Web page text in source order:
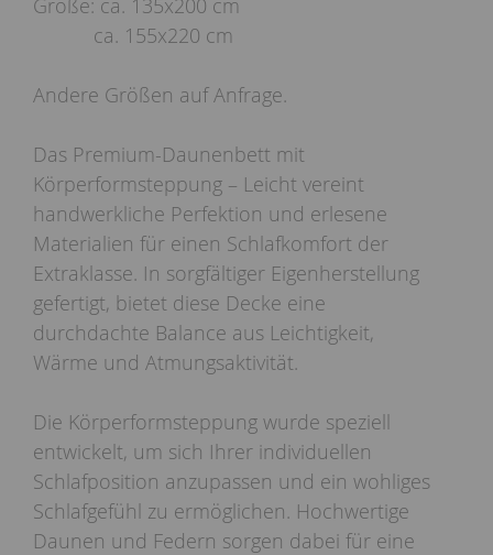
Größe: ca. 135x200 cm
ca. 155x220 cm
Andere Größen auf Anfrage.
Das Premium-Daunenbett mit
Körperformsteppung – Leicht vereint
handwerkliche Perfektion und erlesene
Materialien für einen Schlafkomfort der
Extraklasse. In sorgfältiger Eigenherstellung
gefertigt, bietet diese Decke eine
durchdachte Balance aus Leichtigkeit,
Wärme und Atmungsaktivität.
Die Körperformsteppung wurde speziell
entwickelt, um sich Ihrer individuellen
Schlafposition anzupassen und ein wohliges
Schlafgefühl zu ermöglichen. Hochwertige
Daunen und Federn sorgen dabei für eine